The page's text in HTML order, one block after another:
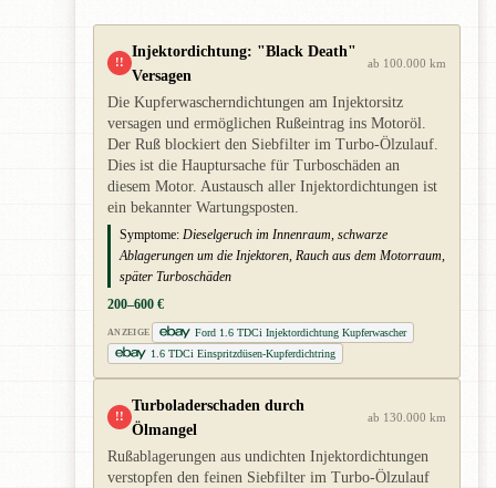
!!
Injektordichtung: "Black Death"
Versagen
ab 100.000 km
Die Kupferwascherndichtungen am Injektorsitz
versagen und ermöglichen Rußeintrag ins Motoröl.
Der Ruß blockiert den Siebfilter im Turbo-Ölzulauf.
Dies ist die Hauptursache für Turboschäden an
diesem Motor. Austausch aller Injektordichtungen ist
ein bekannter Wartungsposten.
Symptome: Dieselgeruch im Innenraum, schwarze
Ablagerungen um die Injektoren, Rauch aus dem Motorraum,
später Turboschäden
200–600 €
ANZEIGE
Ford 1.6 TDCi Injektordichtung Kupferwascher
1.6 TDCi Einspritzdüsen-Kupferdichtring
!!
Turboladerschaden durch
Ölmangel
ab 130.000 km
Rußablagerungen aus undichten Injektordichtungen
verstopfen den feinen Siebfilter im Turbo-Ölzulauf